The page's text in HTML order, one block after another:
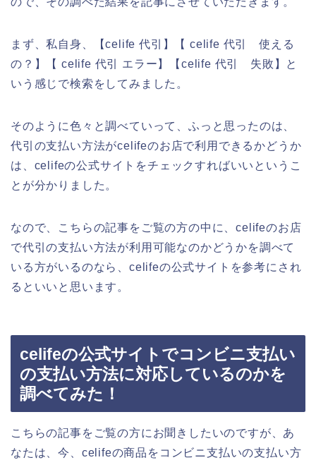
まず、私自身、【celife 代引】【 celife 代引 使える
の？】【 celife 代引 エラー】【celife 代引 失敗】と
いう感じで検索をしてみました。
そのように色々と調べていって、ふっと思ったのは、
代引の支払い方法がcelifeのお店で利用できるかどうか
は、celifeの公式サイトをチェックすればいいというこ
とが分かりました。
なので、こちらの記事をご覧の方の中に、celifeのお店
で代引の支払い方法が利用可能なのかどうかを調べて
いる方がいるのなら、celifeの公式サイトを参考にされ
るといいと思います。
celifeの公式サイトでコンビニ支払い
の支払い方法に対応しているのかを
調べてみた！
こちらの記事をご覧の方にお聞きしたいのですが、あ
なたは、今、celifeの商品をコンビニ支払いの支払い方